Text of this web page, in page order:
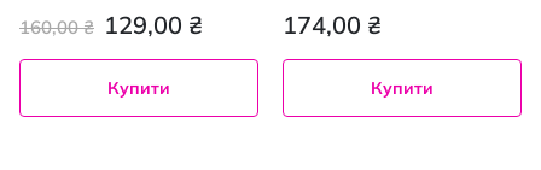
129,00 ₴
160,00 ₴
Купити
174,00 ₴
Купити